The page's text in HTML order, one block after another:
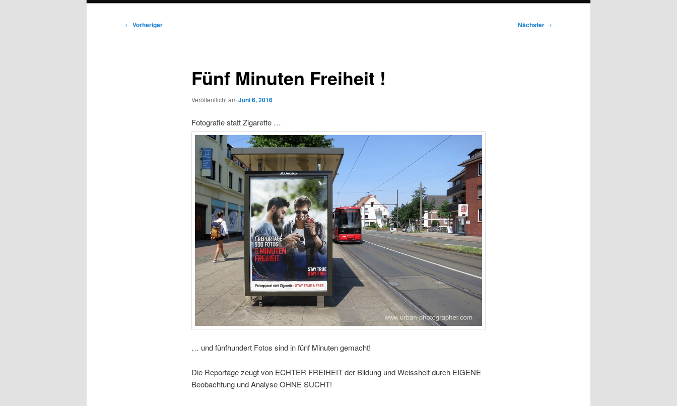
Beitragsnavigation
← Vorheriger Nächster →
Fünf Minuten Freiheit !
Veröffentlicht am Juni 6, 2016
Fotografie statt Zigarette …
… und fünfhundert Fotos sind in fünf Minuten gemacht!
Die Reportage zeugt von ECHTER FREIHEIT der Bildung und Weissheit durch EIGENE
Beobachtung und Analyse OHNE SUCHT!